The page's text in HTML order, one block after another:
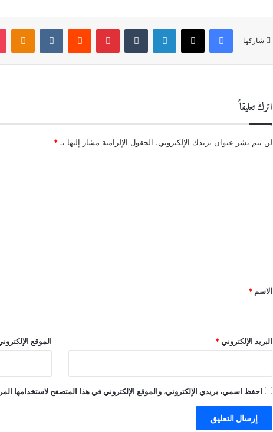
شاركها
فيسبوك لينكدإن بينتيريست
اترك تعليقاً
لن يتم نشر عنوان بريدك الإلكتروني. الحقول الإلزامية مشار إليها بـ *
*
الاسم *
البريد الإلكتروني* الموقع
احفظ اسمي، بريدي الإلكتروني، والموقع الإلكتروني في هذا المتصفح لاستخدامها